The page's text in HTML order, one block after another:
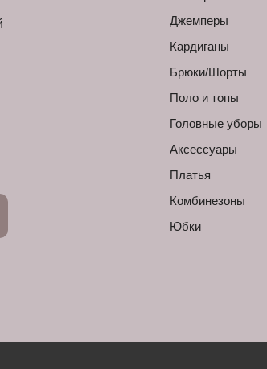
Джемперы
Кардиганы
Брюки/Шорты
Поло и топы
Головные уборы
Аксессуары
Платья
Комбинезоны
Юбки